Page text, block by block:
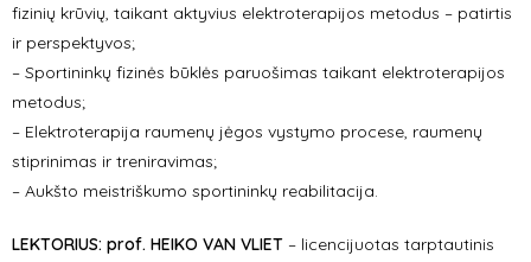
fizinių krūvių, taikant aktyvius elektroterapijos metodus – patirtis
ir perspektyvos;
– Sportininkų fizinės būklės paruošimas taikant elektroterapijos
metodus;
– Elektroterapija raumenų jėgos vystymo procese, raumenų
stiprinimas ir treniravimas;
– Aukšto meistriškumo sportininkų reabilitacija.
LEKTORIUS: prof. HEIKO VAN VLIET – licencijuotas tarptautinis